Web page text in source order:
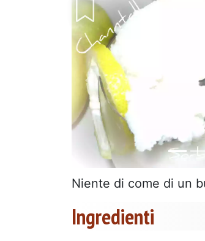
Precedente
Niente di come di un
Ingredienti